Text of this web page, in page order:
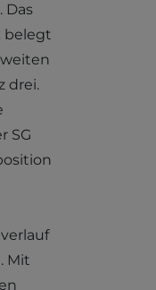
Das
belegt
drei.
SG
Mit